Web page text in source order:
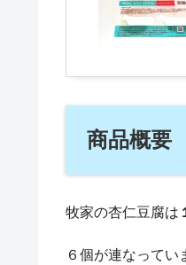
商品概要
牧家の杏仁豆腐は
６個が連なって